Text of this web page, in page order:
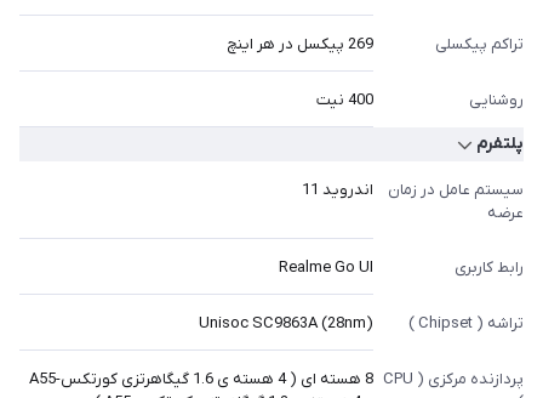
تراکم پیکسلی 269 پیکسل در هر اینچ
روشنایی 400 نیت
پلتفرم
سیستم عامل در زمان
عرضه
اندروید 11
رابط کاربری Realme Go UI
تراشه ( Chipset ) Unisoc SC9863A (28nm)
پردازنده مرکزی ( CPU
8 هسته ای ( 4 هسته ی 1.6 گیگاهرتزی کورتکس-A55